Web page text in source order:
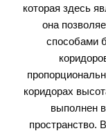
которая здесь
она
способами
коридорах
выполнен
пространство.